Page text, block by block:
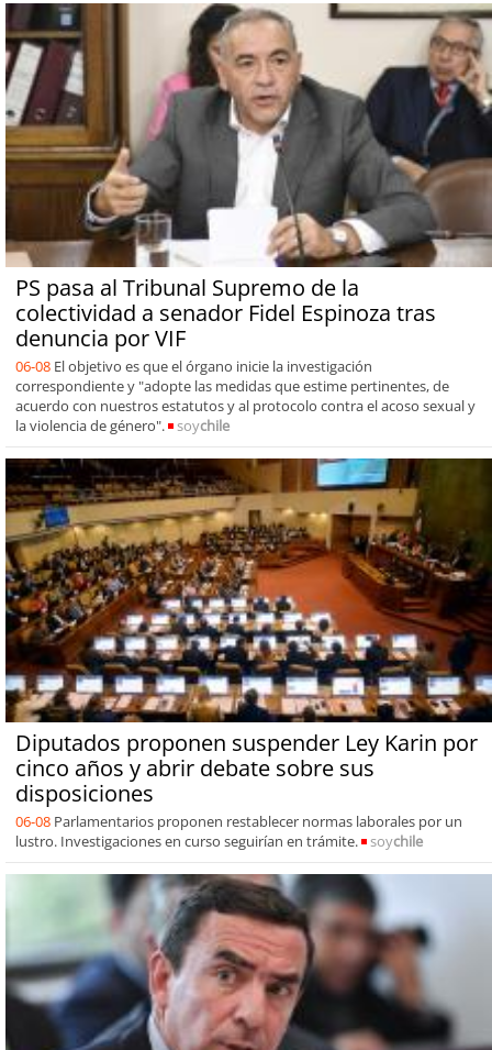
PS pasa al Tribunal Supremo de la
colectividad a senador Fidel Espinoza tras
denuncia por VIF
06-08 El objetivo es que el órgano inicie la investigación
correspondiente y "adopte las medidas que estime pertinentes, de
acuerdo con nuestros estatutos y al protocolo contra el acoso sexual y
la violencia de género".
soychile
Diputados proponen suspender Ley Karin por
cinco años y abrir debate sobre sus
disposiciones
06-08 Parlamentarios proponen restablecer normas laborales por un
lustro. Investigaciones en curso seguirían en trámite.
soychile